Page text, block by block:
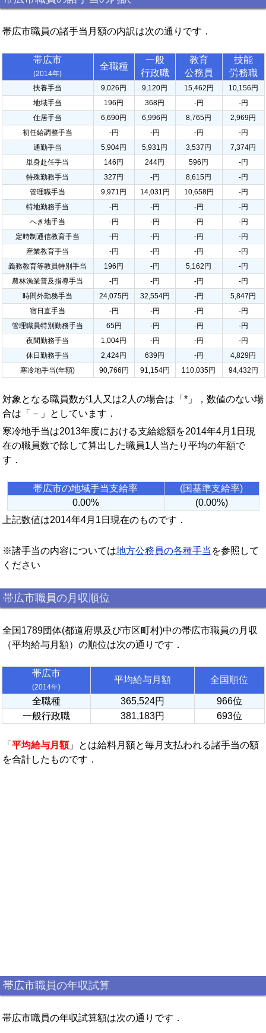
帯広市職員の諸手当月額の内訳は次の通りです．
帯広市
(2014年)
全職種
一般
行政職
教育
公務員
技能
労務職
扶養手当 9,026円 9,120円 15,462円
10,156円
地域手当
196円 368円 -円
-円
住居手当
6,690円 6,996円 8,765円
2,969円
初任給調整手当
-円 -円 -円
-円
通勤手当
5,904円 5,931円 3,537円
7,374円
単身赴任手当
146円 244円 596円
-円
特殊勤務手当
327円 -円 8,615円
-円
管理職手当
9,971円 14,031円 10,658円
-円
特地勤務手当
-円 -円 -円
-円
へき地手当
-円 -円 -円
-円
定時制通信教育手当
-円 -円 -円
-円
産業教育手当
-円 -円 -円
-円
義務教育等教員特別手当
196円 -円 5,162円
-円
農林漁業普及指導手当
-円 -円 -円
-円
時間外勤務手当
24,075円 32,554円 -円
5,847円
宿日直手当
-円 -円 -円
-円
管理職員特別勤務手当
65円 -円 -円
-円
夜間勤務手当
1,004円 -円 -円
-円
休日勤務手当
2,424円 639円 -円
4,829円
寒冷地手当(年額)
90,766円 91,154円 110,035円 94,432円
対象となる職員数が1人又は2人の場合は「*」，数値のない場
合は「－」としています．
寒冷地手当は2013年度における支給総額を2014年4月1日現
在の職員数で除して算出した職員1人当たり平均の年額で
す．
帯広市の地域手当支給率
(国基準支給率)
0.00%
(0.00%)
上記数値は2014年4月1日現在のものです．
※諸手当の内容については地方公務員の各種手当 を参照して
ください
帯広市職員の月収順位
全国1789団体(都道府県及び市区町村)中の帯広市職員の月収
（平均給与月額）の順位は次の通りです．
帯広市
(2014年)
平均給与月額 全国順位
全職種 365,524円
966位
一般行政職
381,183円 693位
「 平均給与月額」とは給料月額と毎月支払われる諸手当の額
を合計したものです．
帯広市職員の年収試算
帯広市職員の年収試算額は次の通りです．